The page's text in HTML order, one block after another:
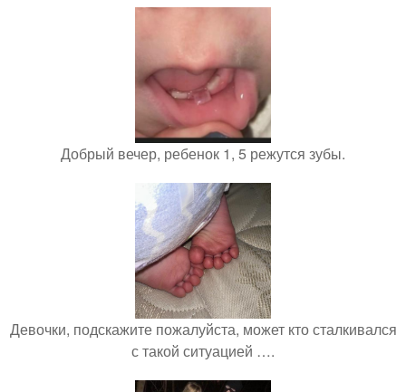
Добрый вечер, ребенок 1, 5 режутся зубы.
Девочки, подскажите пожалуйста, может кто сталкивался
с такой ситуацией ….